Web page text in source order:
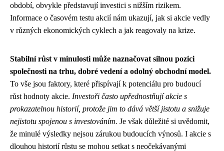
období, obvykle představují investici s nižším rizikem.
Informace o časovém testu akcií nám ukazují, jak si akcie vedly
v různých ekonomických cyklech a jak reagovaly na krize.
Stabilní růst v minulosti může naznačovat silnou pozici
společnosti na trhu, dobré vedení a odolný obchodní model.
To vše jsou faktory, které přispívají k potenciálu pro budoucí
růst hodnoty akcie. Investoři často upřednostňují akcie s
prokazatelnou historií, protože jim to dává větší jistotu a snižuje
nejistotu spojenou s investováním. Je však důležité si uvědomit,
že minulé výsledky nejsou zárukou budoucích výnosů. I akcie s
dlouhou historií růstu se mohou setkat s neočekávanými